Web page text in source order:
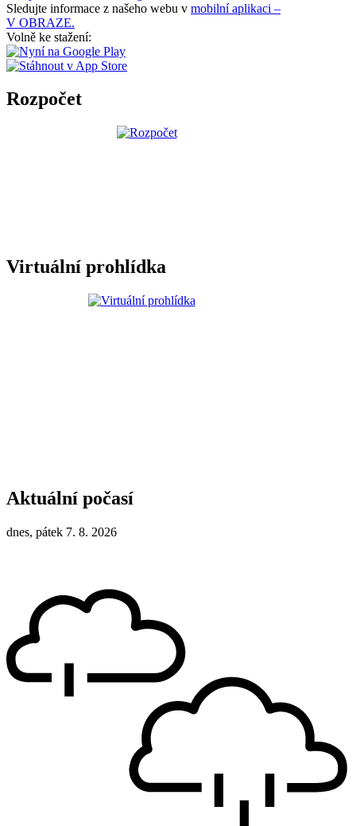
Sledujte informace z našeho webu v mobilní aplikaci –
V OBRAZE.
Volně ke stažení:
Rozpočet
Virtuální prohlídka
Aktuální počasí
dnes, pátek 7. 8. 2026